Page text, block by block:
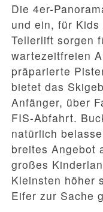
Die 4er-
und ein, für
Tellerlift sorgen
wartezeitfreien
präparierte
bietet das
Anfänger, über
FIS-Abfahrt.
natürlich
breites Angebot
großes
Kleinsten höher
Eifer zur Sache